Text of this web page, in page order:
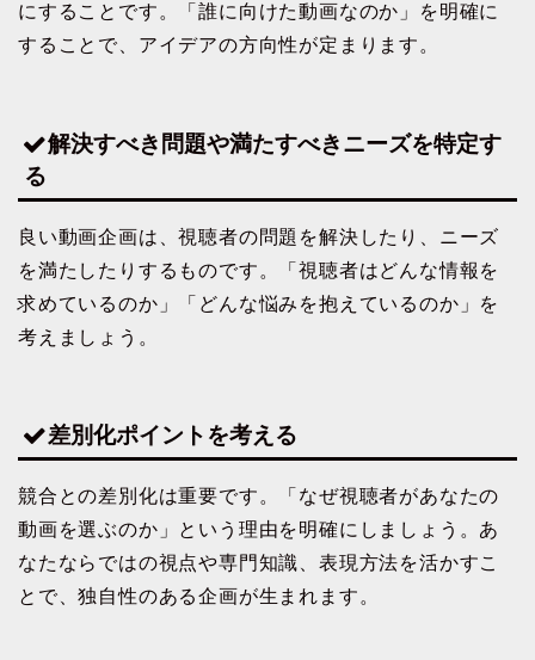
にすることです。「誰に向けた動画なのか」を明確に
することで、アイデアの方向性が定まります。
解決すべき問題や満たすべきニーズを特定す
る
良い動画企画は、視聴者の問題を解決したり、ニーズ
を満たしたりするものです。「視聴者はどんな情報を
求めているのか」「どんな悩みを抱えているのか」を
考えましょう。
差別化ポイントを考える
競合との差別化は重要です。「なぜ視聴者があなたの
動画を選ぶのか」という理由を明確にしましょう。あ
なたならではの視点や専門知識、表現方法を活かすこ
とで、独自性のある企画が生まれます。